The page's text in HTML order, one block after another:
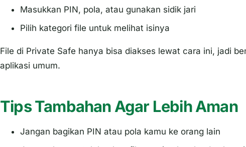
Masukkan PIN, pola, atau gunakan sidik jari
Pilih kategori file untuk melihat isinya
File di Private Safe hanya bisa diakses lewat cara ini, jadi
aplikasi umum.
Tips Tambahan Agar Lebih Aman
Jangan bagikan PIN atau pola kamu ke orang lain